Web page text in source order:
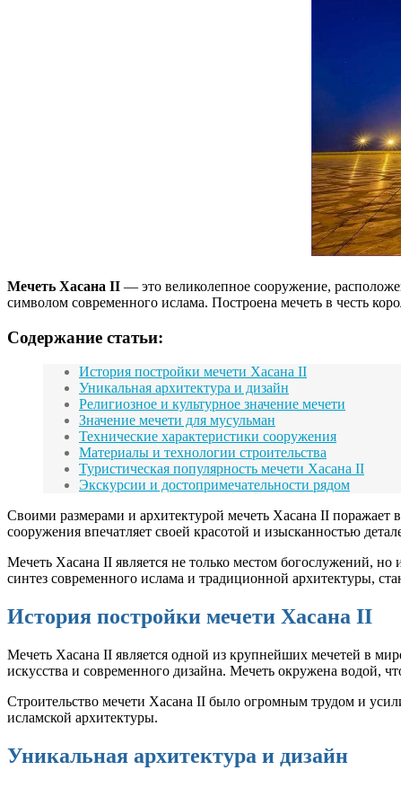
Мечеть Хасана II — это великолепное сооружение,
символом современного ислама. Построена мечеть в честь
Содержание статьи:
История постройки мечети Хасана II
Уникальная архитектура и дизайн
Религиозное и культурное значение мечети
Значение мечети для мусульман
Технические характеристики сооружения
Материалы и технологии строительства
Туристическая популярность мечети Хасана II
Экскурсии и достопримечательности рядом
Своими размерами и архитектурой мечеть Хасана II
сооружения впечатляет своей красотой и изысканностью
Мечеть Хасана II является не только местом богослужений,
синтез современного ислама и традиционной архитектуры,
История постройки мечети Хасана II
Мечеть Хасана II является одной из крупнейших мечетей в
искусства и современного дизайна. Мечеть окружена водой,
Строительство мечети Хасана II было огромным трудом и
исламской архитектуры.
Уникальная архитектура и дизайн